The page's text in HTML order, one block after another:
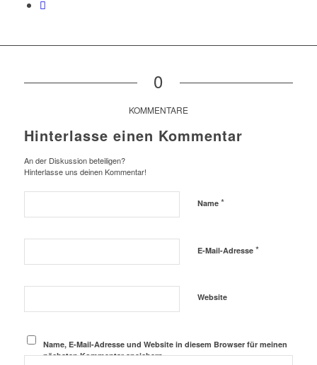
0
KOMMENTARE
Hinterlasse einen Kommentar
An der Diskussion beteiligen?
Hinterlasse uns deinen Kommentar!
Name *
E-Mail-Adresse *
Website
Name, E-Mail-Adresse und Website in diesem Browser für meinen
nächsten Kommentar speichern.